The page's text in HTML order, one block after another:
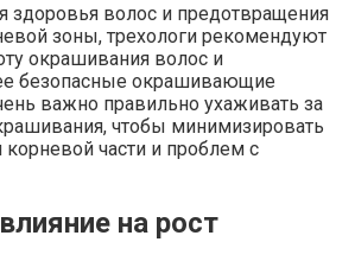
здоровья волос и предотвращения
зоны, трехологи рекомендуют
окрашивания волос и
безопасные окрашивающие
важно правильно ухаживать за
чтобы минимизировать
части и проблем с
на рост